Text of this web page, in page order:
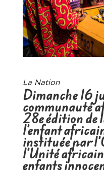
La Nation
Dimanche 16
communauté
28e édition de
l’enfant
instituée par
l’Unité
enfants